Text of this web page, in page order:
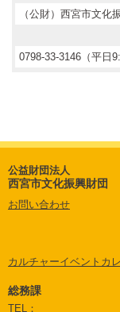
（公財）西宮市文化
0798-33-3146（平日
公益財団法人
西宮市文化振興財団
お問い合わせ
カルチャーイベントカ
総務課
TEL：